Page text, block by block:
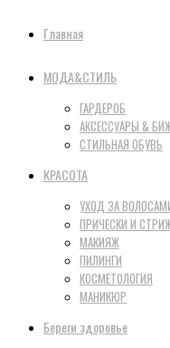
Главная
МОДА&СТИЛЬ
ГАРДЕРОБ
АКСЕССУАРЫ &
СТИЛЬНАЯ ОБУВЬ
КРАСОТА
УХОД ЗА
ПРИЧЕСКИ И
МАКИЯЖ
ПИЛИНГИ
КОСМЕТОЛОГИЯ
МАНИКЮР
Береги здоровье